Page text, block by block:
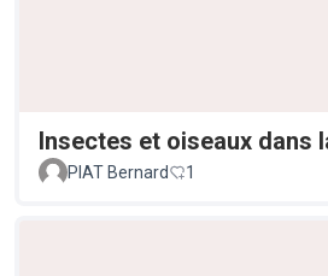
Insectes et oiseaux dans
PIAT Bernard
1